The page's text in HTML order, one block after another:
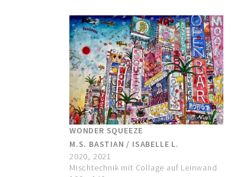
WONDER SQUEEZE
M.S. BASTIAN / ISABELLE L.
2020, 2021
Mischtechnik mit Collage auf Leinwand